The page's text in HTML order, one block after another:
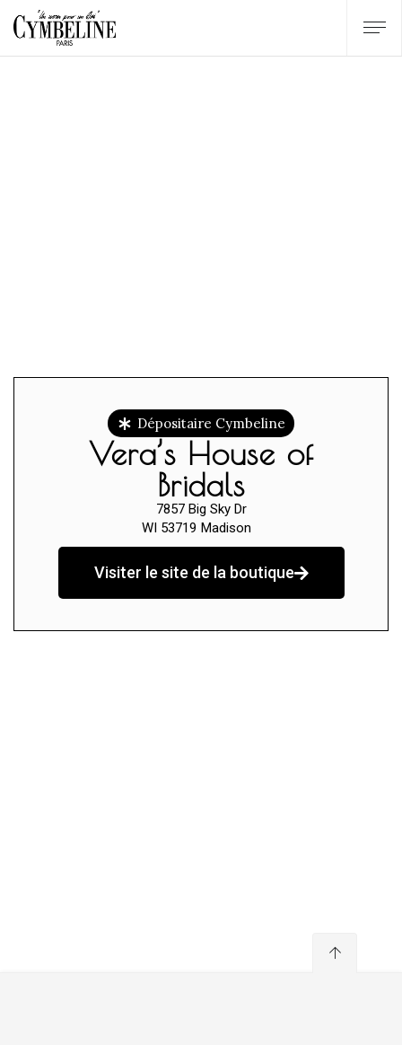
Dépositaire Cymbeline
Vera’s House of
Bridals
7857 Big Sky Dr
WI 53719 Madison
Visiter le site de la boutique